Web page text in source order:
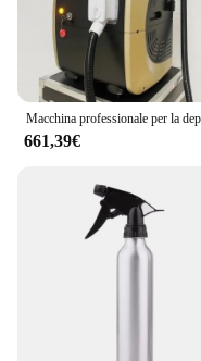
661,39€